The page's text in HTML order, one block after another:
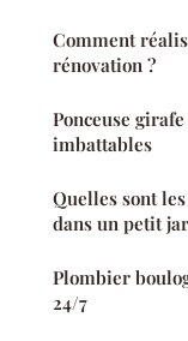
Comment
rénovation ?
Ponceuse
imbattables
Quelles sont
dans un petit
Plombier
24/7